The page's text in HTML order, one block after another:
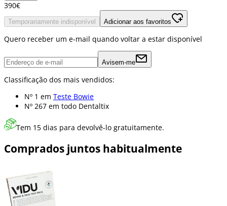
390€
Temporariamente indisponível Adicionar aos favoritos
Quero receber um e-mail quando voltar a estar disponível
Avisem-me
Classificação dos mais vendidos:
Nº 1 em Teste Bowie
Nº 267 em todo Dentaltix
Tem 15 dias para devolvê-lo gratuitamente.
Comprados juntos habitualmente